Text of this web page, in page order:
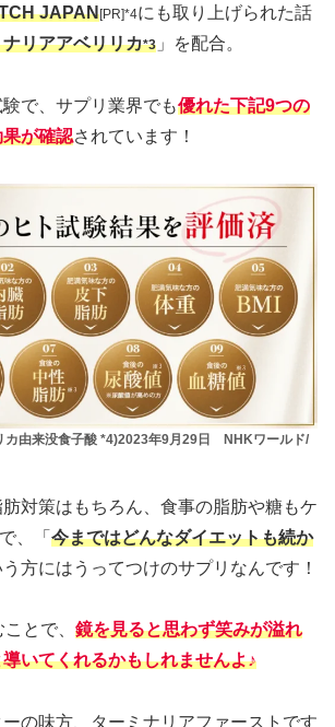
JAPAN[PR]*4にも取り上げられた話
リアアベリリカ*3 」を配合。
で、サプリ業界でも優れた下記9つの
が確認されています！
カ由来没食子酸 *4)2023年9月29日 NHKワールド/
対策はもちろん、食事の脂肪や糖もケ
、「 今まではどんなダイエットも続か
う方にはうってつけのサプリなんです！
とで、 鏡を見ると思わず笑みが溢れ
いてくれるかもしれませんよ♪
の味方、ターミナリアファーストです